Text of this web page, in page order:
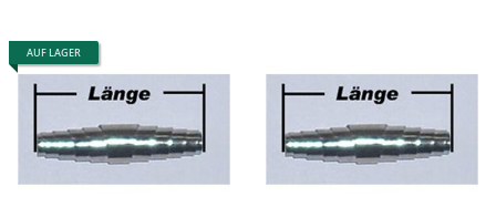
AUF LAGER